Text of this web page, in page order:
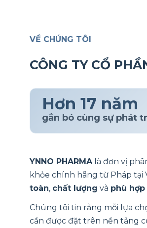
VỀ CHÚNG TÔI
CÔNG TY CỔ
Hơn 17 năm
gắn bó cùng sự phát
YNNO PHARMAlà đơn vị
khỏe chính hãng từ Pháp tại
toàn, chất lượng và phù
Chúng tôi tin rằng mỗi lựa
cần được đặt trên nền tảng